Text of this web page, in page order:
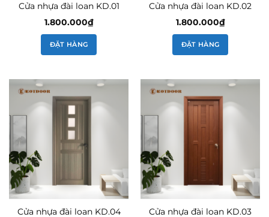
Cửa nhựa đài loan KD.01
1.800.000₫
ĐẶT HÀNG
Cửa nhựa đài loan KD.02
1.800.000₫
ĐẶT HÀNG
Cửa nhựa đài loan KD.04
Cửa nhựa đài loan KD.03